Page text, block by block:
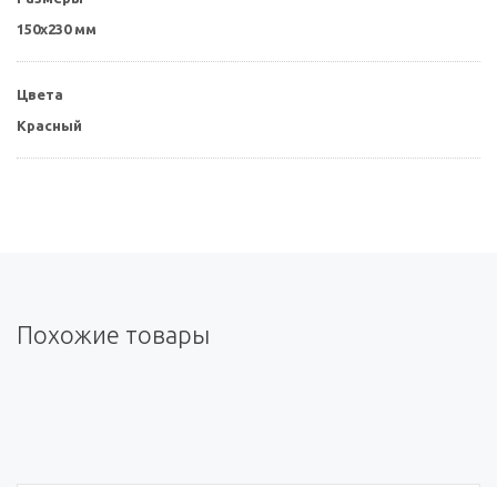
150x230 мм
Цвета
Красный
Похожие товары